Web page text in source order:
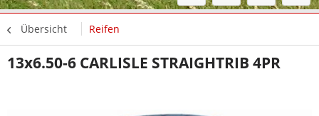
Übersicht Reifen
13x6.50-6 CARLISLE STRAIGHTRIB 4PR